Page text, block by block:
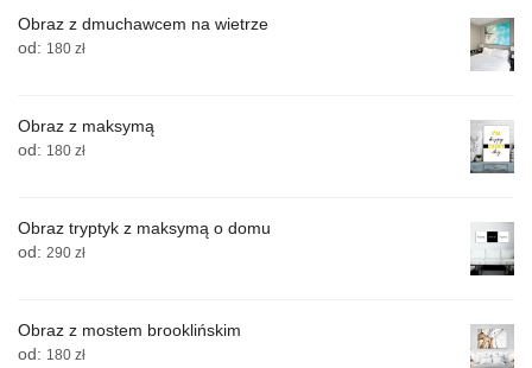
Obraz z dmuchawcem na wietrze
od: 180 zł
Obraz z maksymą
od: 180 zł
Obraz tryptyk z maksymą o domu
od: 290 zł
Obraz z mostem brooklińskim
od: 180 zł